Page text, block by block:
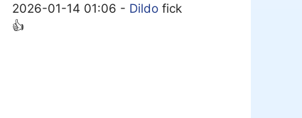
2026-01-14 01:06 - Dildo fick
👍